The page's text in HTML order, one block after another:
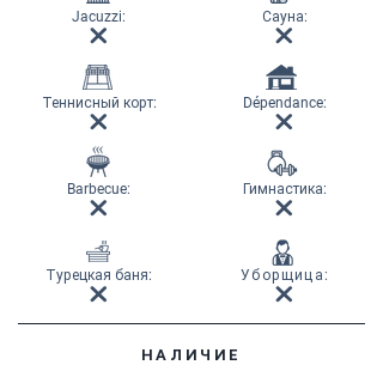
Jacuzzi:
Теннисный корт:
Barbecue:
Турецкая баня:
Сауна:
Dépendance:
Гимнастика:
Уборщица:
НАЛИЧИЕ